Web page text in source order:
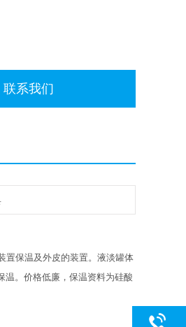
联系我们
置保温及外皮的装置。液淡罐体
温。价格低廉，保温资料为硅酸